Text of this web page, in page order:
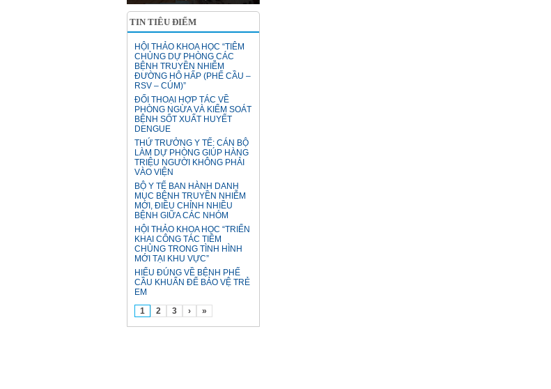
TIN TIÊU ĐIỂM
HỘI THẢO KHOA HỌC “TIÊM
CHỦNG DỰ PHÒNG CÁC
BỆNH TRUYỀN NHIỄM
ĐƯỜNG HÔ HẤP (PHẾ CẦU –
RSV – CÚM)”
ĐỐI THOẠI HỢP TÁC VỀ
PHÒNG NGỪA VÀ KIỂM SOÁT
BỆNH SỐT XUẤT HUYẾT
DENGUE
THỨ TRƯỞNG Y TẾ: CÁN BỘ
LÀM DỰ PHÒNG GIÚP HÀNG
TRIỆU NGƯỜI KHÔNG PHẢI
VÀO VIỆN
BỘ Y TẾ BAN HÀNH DANH
MỤC BỆNH TRUYỀN NHIỄM
MỚI, ĐIỀU CHỈNH NHIỀU
BỆNH GIỮA CÁC NHÓM
HỘI THẢO KHOA HỌC “TRIỂN
KHAI CÔNG TÁC TIÊM
CHỦNG TRONG TÌNH HÌNH
MỚI TẠI KHU VỰC”
HIỂU ĐÚNG VỀ BỆNH PHẾ
CẦU KHUẨN ĐỂ BẢO VỆ TRẺ
EM
1
2 3 › »